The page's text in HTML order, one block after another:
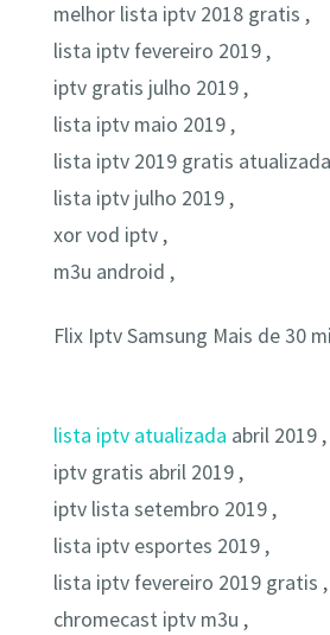
melhor lista iptv 2018 gratis ,
lista iptv fevereiro 2019 ,
iptv gratis julho 2019 ,
lista iptv maio 2019 ,
lista iptv 2019 gratis
lista iptv julho 2019 ,
xor vod iptv ,
m3u android ,
Flix Iptv Samsung Mais de 30
lista iptv atualizada abril 2019 ,
iptv gratis abril 2019 ,
iptv lista setembro 2019 ,
lista iptv esportes 2019 ,
lista iptv fevereiro 2019 gratis ,
chromecast iptv m3u ,